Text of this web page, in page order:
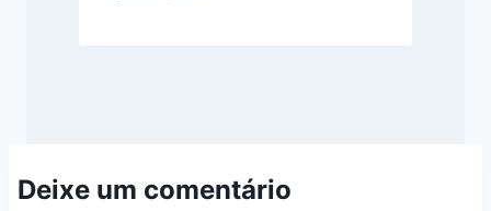
Deixe um comentário